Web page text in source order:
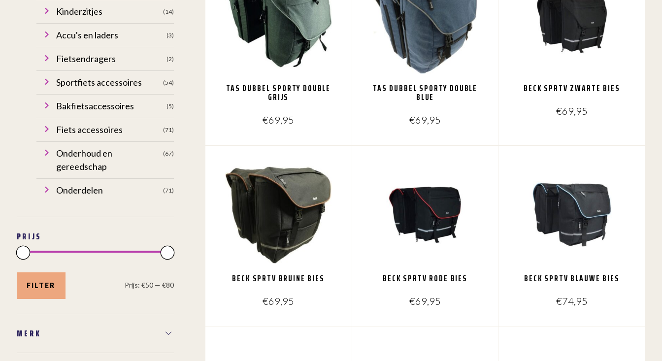
TAS DUBBEL SPORTY DOUBLE
GRIJS
€69,95
TAS DUBBEL SPORTY DOUBLE
BLUE
€69,95
BECK SPRTV ZWARTE BIES
€69,95
BECK SPRTV BRUINE BIES
€69,95
BECK SPRTV RODE BIES
€69,95
BECK SPRTV BLAUWE BIES
€74,95
Kinderzitjes (14)
Accu's en laders (3)
Fietsendragers (2)
Sportfiets accessoires (54)
Bakfietsaccessoires (5)
Fiets accessoires (71)
Onderhoud en
gereedschap
(67)
Onderdelen (71)
PRIJS
Min.
prijs
Max.
prijs
FILTER Prijs: €50— €80
MERK